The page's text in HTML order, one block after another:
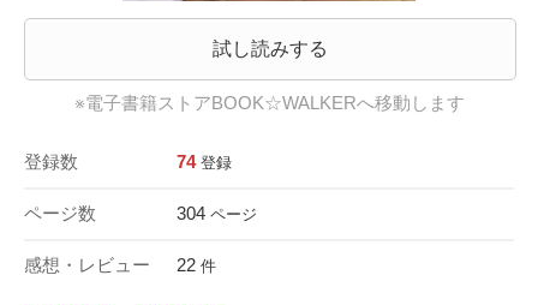
試し読みする
※電子書籍ストアBOOK☆WALKERへ移動します
登録数 74 登録
ページ数 304 ページ
感想・レビュー 22 件